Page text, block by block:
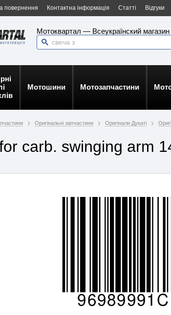
повернення Контактна інформація Статті Відгуки
Мотоквартал — Всеукраїнский магазин
Мотошини Мотозапчастини
Оригінальні запчастини Оригінали Дукаті
carb. swinging arm